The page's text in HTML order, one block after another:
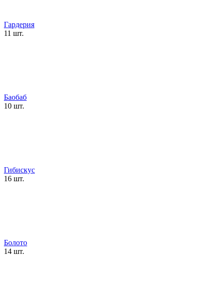
Гардерия
11 шт.
Баобаб
10 шт.
Гибискус
16 шт.
Болото
14 шт.